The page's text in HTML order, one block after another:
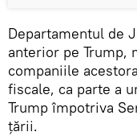
Departamentul de
anterior pe Trump,
companiile
fiscale, ca parte a
Trump împotriva
țării.